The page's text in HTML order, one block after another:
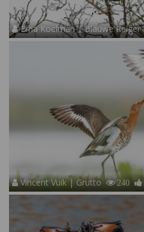
Erna Koelman | Blauwe
Vincent Vuik | Grutto 240